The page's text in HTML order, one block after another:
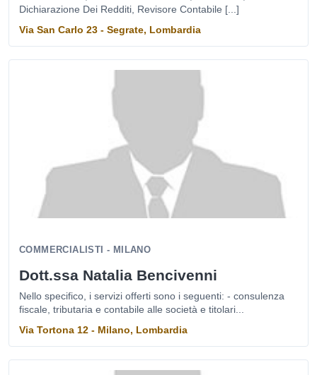
Dichiarazione Dei Redditi, Revisore Contabile [...]
Via San Carlo 23 - Segrate, Lombardia
COMMERCIALISTI - MILANO
Dott.ssa Natalia Bencivenni
Nello specifico, i servizi offerti sono i seguenti: - consulenza
fiscale, tributaria e contabile alle società e titolari...
Via Tortona 12 - Milano, Lombardia